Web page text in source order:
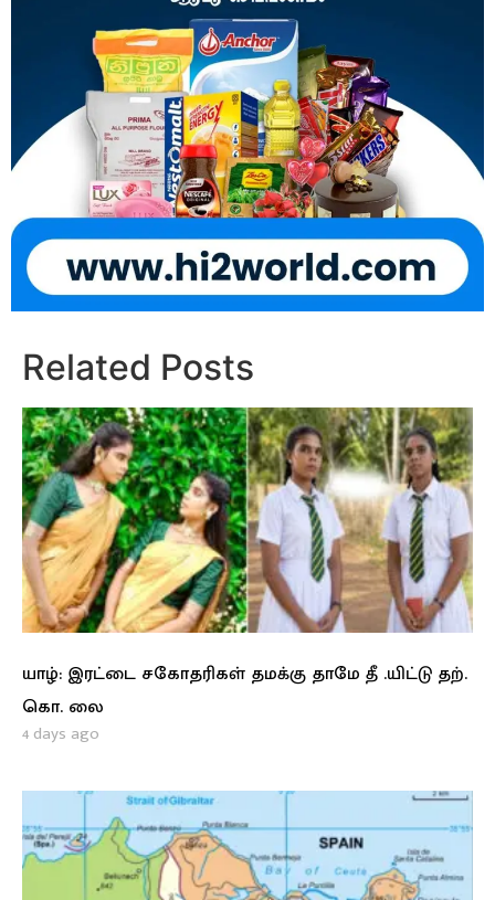
Related Posts
யாழ்: இரட்டை சகோதரிகள் தமக்கு தாமே தீ .யிட்டு தற்.
கொ. லை
4 days ago